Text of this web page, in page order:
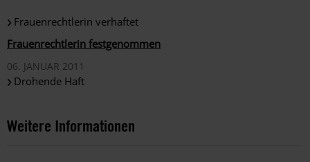
Frauenrechtlerin verhaftet
Frauenrechtlerin festgenommen
06. JANUAR 2011
Drohende Haft
Weitere Informationen